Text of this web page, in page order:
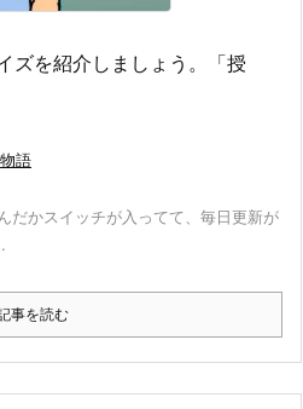
ズを紹介しましょう。「授
語
だかスイッチが入ってて、毎日更新が
事を読む